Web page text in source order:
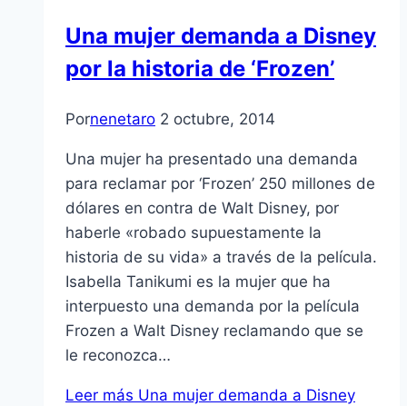
Una mujer demanda a Disney
por la historia de ‘Frozen’
Pornenetaro 2 octubre, 2014
Una mujer ha presentado una demanda
para reclamar por ‘Frozen’ 250 millones de
dólares en contra de Walt Disney, por
haberle «robado supuestamente la
historia de su vida» a través de la película.
Isabella Tanikumi es la mujer que ha
interpuesto una demanda por la película
Frozen a Walt Disney reclamando que se
le reconozca…
Leer más Una mujer demanda a Disney